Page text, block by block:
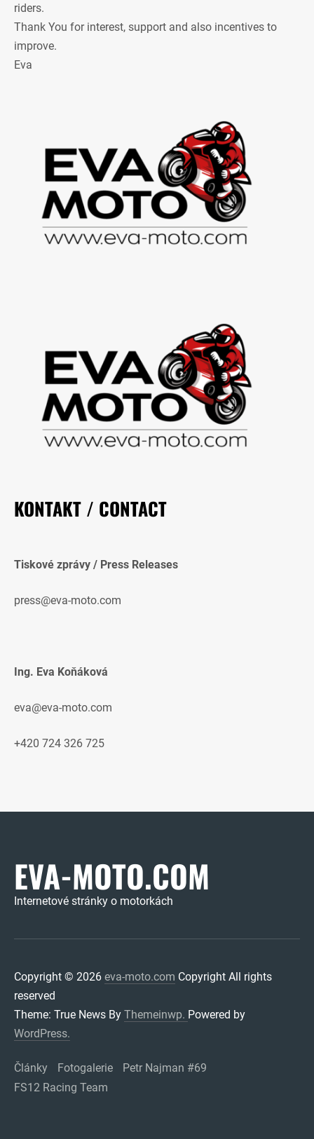
riders.
Thank You for interest, support and also incentives to
improve.
Eva
KONTAKT / CONTACT
Tiskové zprávy / Press Releases
press@eva-moto.com
Ing. Eva Koňáková
eva@eva-moto.com
+420 724 326 725
EVA-MOTO.COM
Internetové stránky o motorkách
Copyright © 2026 eva-moto.com Copyright All rights
reserved
Theme: True News By Themeinwp. Powered by
WordPress.
Články Fotogalerie
Petr Najman #69
FS12 Racing Team